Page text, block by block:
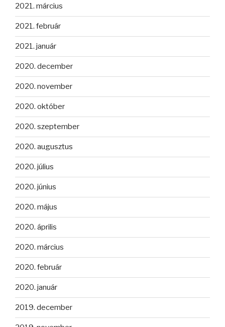
2021. március
2021. február
2021. január
2020. december
2020. november
2020. október
2020. szeptember
2020. augusztus
2020. július
2020. június
2020. május
2020. április
2020. március
2020. február
2020. január
2019. december